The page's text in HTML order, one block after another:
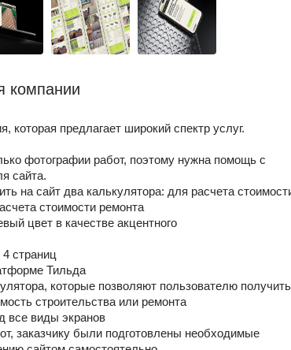
компании
которая предлагает широкий спектр услуг.
фотографии работ, поэтому нужна помощь с
сайта.
на сайт два калькулятора: для расчета
стоимости ремонта
цвет в качестве акцентного
страниц
Тильда
которые позволяют пользователю получить
строительства или ремонта
все виды экранов
заказчику были подготовлены необходимые